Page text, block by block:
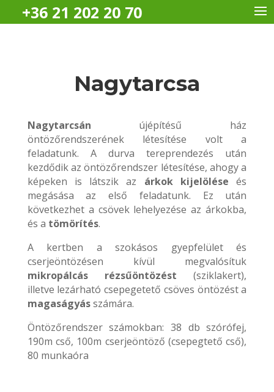
+36 21 202 20 70
Nagytarcsa
Nagytarcsán újépítésű ház
öntözőrendszerének létesítése volt a
feladatunk. A durva tereprendezés után
kezdődik az öntözőrendszer létesítése, ahogy a
képeken is látszik az árkok kijelölése és
megásása az első feladatunk. Ez után
következhet a csövek lehelyezése az árkokba,
és a tömörítés.
A kertben a szokásos gyepfelület és
cserjeöntözésen kívül megvalósítuk
mikropálcás rézsűöntözést (sziklakert),
illetve lezárható csepegetető csöves öntözést a
magaságyásszámára.
Öntözőrendszer számokban: 38 db szórófej,
190m cső, 100m cserjeöntöző (csepegtető cső),
80 munkaóra